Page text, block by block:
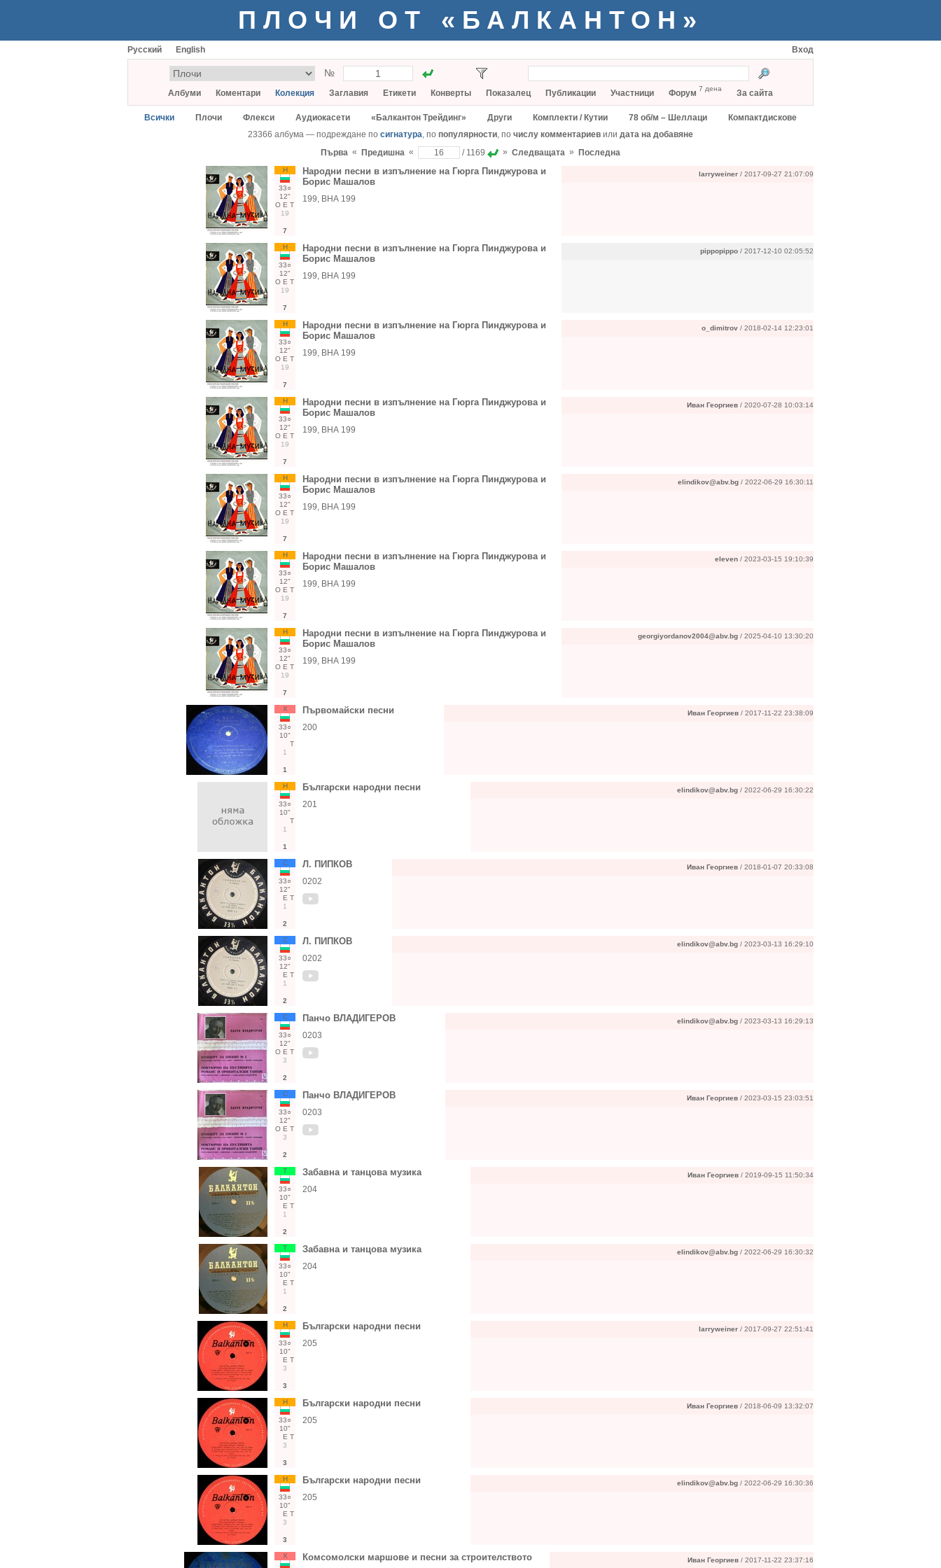
ПЛОЧИ ОТ «БАЛКАНТОН»
Русский English Вход
№
Албуми Коментари Колекция Заглавия Етикети Конверты Показалец Публикации Участници Форум 7 дена За сайта
Всички Плочи Флекси Аудиокасети «Балкантон Трейдинг» Други Комплекти / Кутии 78 об/м – Шеллаци
Компактдискове
23366 албума — подреждане по сигнатура, по популярности, по числу комментариев или дата на добавяне
Първа « Предишна « / 1169 » Следващата » Последна
Н
33○
12"
О Е Т
19
7
Народни песни в изпълнение на Гюрга Пинджурова и
Борис Машалов
199, ВНА 199
larryweiner / 2017-09-27 21:07:09
Н
33○
12"
О Е Т
19
7
Народни песни в изпълнение на Гюрга Пинджурова и
Борис Машалов
199, ВНА 199
pippopippo / 2017-12-10 02:05:52
Н
33○
12"
О Е Т
19
7
Народни песни в изпълнение на Гюрга Пинджурова и
Борис Машалов
199, ВНА 199
o_dimitrov / 2018-02-14 12:23:01
Н
33○
12"
О Е Т
19
7
Народни песни в изпълнение на Гюрга Пинджурова и
Борис Машалов
199, ВНА 199
Иван Георгиев / 2020-07-28 10:03:14
Н
33○
12"
О Е Т
19
7
Народни песни в изпълнение на Гюрга Пинджурова и
Борис Машалов
199, ВНА 199
elindikov@abv.bg / 2022-06-29 16:30:11
Н
33○
12"
О Е Т
19
7
Народни песни в изпълнение на Гюрга Пинджурова и
Борис Машалов
199, ВНА 199
eleven / 2023-03-15 19:10:39
Н
33○
12"
О Е Т
19
7
Народни песни в изпълнение на Гюрга Пинджурова и
Борис Машалов
199, ВНА 199
georgiyordanov2004@abv.bg / 2025-04-10 13:30:20
Х
33○
10"
Т
1
1
Първомайски песни
200
Иван Георгиев / 2017-11-22 23:38:09
Н
33○
10"
Т
1
1
Български народни песни
201
elindikov@abv.bg / 2022-06-29 16:30:22
С
33○
12"
Е Т
1
2
Л. ПИПКОВ
0202
Иван Георгиев / 2018-01-07 20:33:08
С
33○
12"
Е Т
1
2
Л. ПИПКОВ
0202
elindikov@abv.bg / 2023-03-13 16:29:10
С
33○
12"
О Е Т
3
2
Панчо ВЛАДИГЕРОВ
0203
elindikov@abv.bg / 2023-03-13 16:29:13
С
33○
12"
О Е Т
3
2
Панчо ВЛАДИГЕРОВ
0203
Иван Георгиев / 2023-03-15 23:03:51
Т
33○
10"
Е Т
1
2
Забавна и танцова музика
204
Иван Георгиев / 2019-09-15 11:50:34
Т
33○
10"
Е Т
1
2
Забавна и танцова музика
204
elindikov@abv.bg / 2022-06-29 16:30:32
Н
33○
10"
Е Т
3
3
Български народни песни
205
larryweiner / 2017-09-27 22:51:41
Н
33○
10"
Е Т
3
3
Български народни песни
205
Иван Георгиев / 2018-06-09 13:32:07
Н
33○
10"
Е Т
3
3
Български народни песни
205
elindikov@abv.bg / 2022-06-29 16:30:36
Х Комсомолски маршове и песни за строителството Иван Георгиев / 2017-11-22 23:37:16